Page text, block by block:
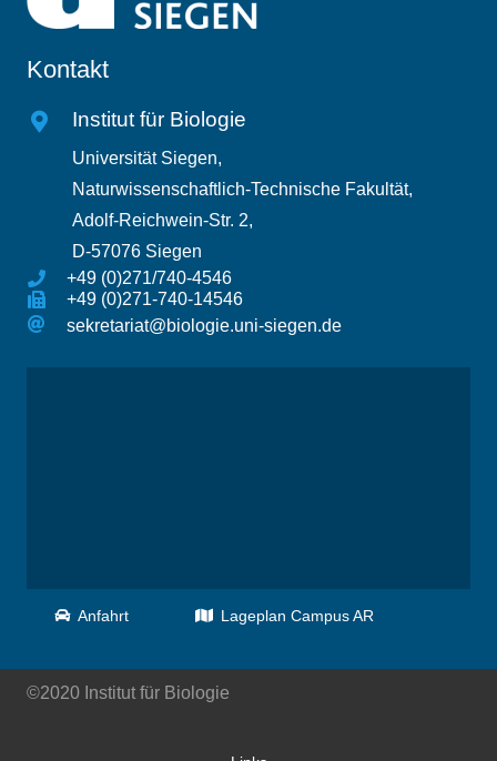
Kontakt
Institut für Biologie
Universität Siegen,
Naturwissenschaftlich-Technische Fakultät,
Adolf-Reichwein-Str. 2,
D-57076 Siegen
+49 (0)271/740-4546
+49 (0)271-740-14546
sekretariat@biologie.uni-siegen.de
Anfahrt Lageplan Campus AR
©2020 Institut für Biologie